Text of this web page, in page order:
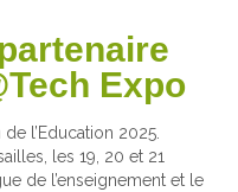
Expo
l’Education 2025.
les 19, 20 et 21
de l’enseignement et le